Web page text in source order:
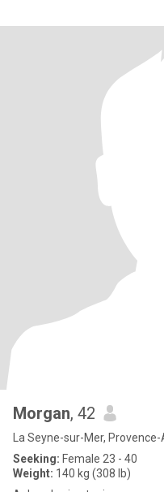
Morgan, 42
La Seyne-sur-Mer,
Seeking: Female 23 - 40
Weight: 140 kg (308 lb)